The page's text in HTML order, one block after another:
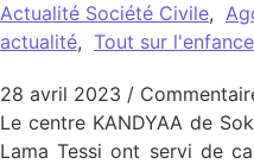
Actualité Société Civile,
actualité, Tout sur
28 avril 2023 /
Le centre KANDYAA de
Lama Tessi ont servi de